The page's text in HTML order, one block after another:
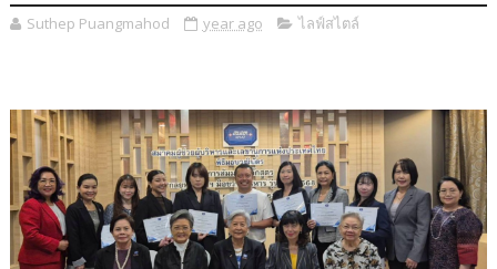
Suthep Puangmahod year ago ไลฟ์สไตล์